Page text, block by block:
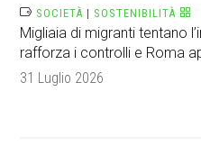
SOCIETÀ | SOSTENIBILITÀ
Migliaia di migranti tentano
rafforza i controlli e Roma
31 Luglio 2026